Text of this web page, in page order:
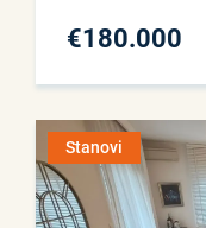
€180.000
Stanovi